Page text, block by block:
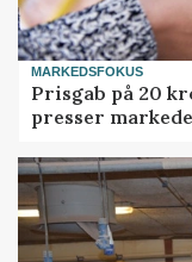
MARKEDSFOKUS
Prisgab på 20
presser